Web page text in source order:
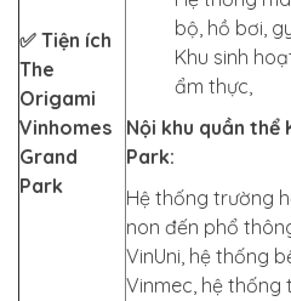
✅ Tiện ích
The
Origami
Vinhomes
Grand
Park
bộ, hồ bơi,
Khu sinh
ẩm thực,
Nội khu quần thể
Park:
Hệ thống trường
non đến phổ
VinUni, hệ thống
Vinmec, hệ